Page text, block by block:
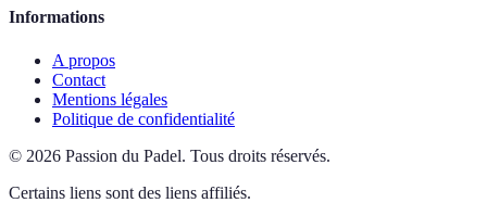
Informations
A propos
Contact
Mentions légales
Politique de confidentialité
© 2026 Passion du Padel. Tous droits réservés.
Certains liens sont des liens affiliés.